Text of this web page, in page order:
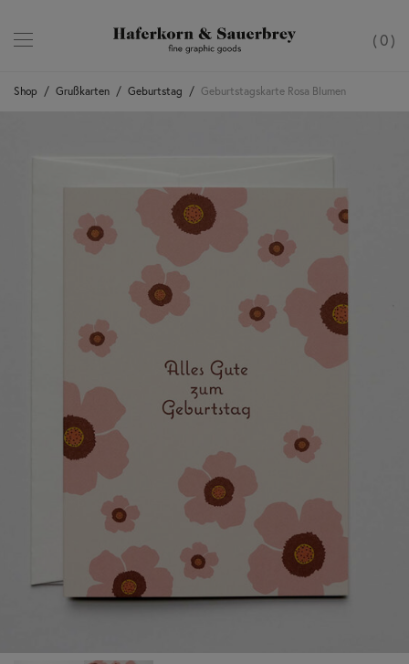
0
Shop / Grußkarten / Geburtstag / Geburtstagskarte Rosa Blumen